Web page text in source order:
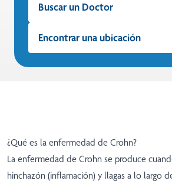
Buscar un Doctor
Encontrar una ubicación
¿Qué es la enfermedad de Crohn?
La enfermedad de Crohn se produce
hinchazón (inflamación) y llagas a lo largo